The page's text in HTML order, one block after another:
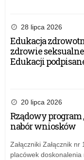
28 lipca 2026
Edukacja
zdrowie
Edukacji
20 lipca 2026
Rządowy program
nabór wniosków
Załączniki Załącznik
placówek